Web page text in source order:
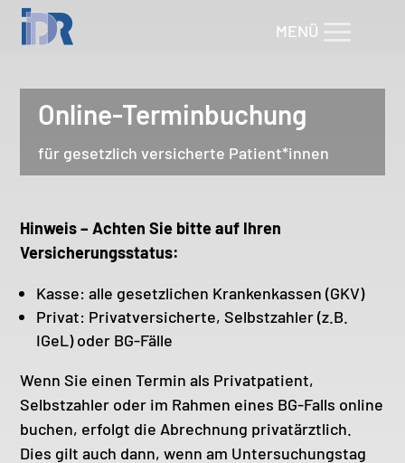
Online-Terminbuchung
für gesetzlich versicherte Patient*innen
Hinweis – Achten Sie bitte auf Ihren
Versicherungsstatus:
Kasse: alle gesetzlichen Krankenkassen (GKV)
Privat: Privatversicherte, Selbstzahler (z.B.
IGeL) oder BG-Fälle
Wenn Sie einen Termin als Privatpatient,
Selbstzahler oder im Rahmen eines BG-Falls online
buchen, erfolgt die Abrechnung privatärztlich.
Dies gilt auch dann, wenn am Untersuchungstag